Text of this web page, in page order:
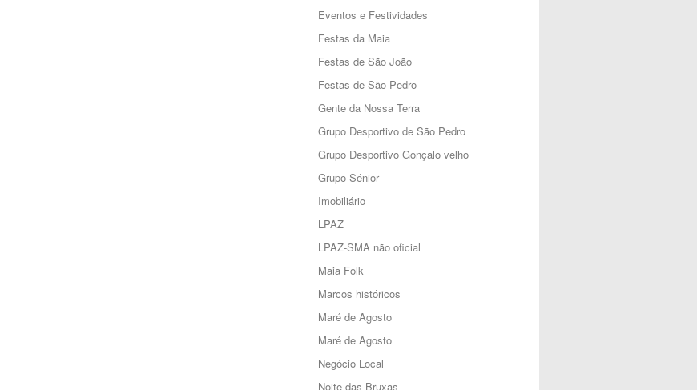
Eventos e Festividades
Festas da Maia
Festas de São João
Festas de São Pedro
Gente da Nossa Terra
Grupo Desportivo de São Pedro
Grupo Desportivo Gonçalo velho
Grupo Sénior
Imobiliário
LPAZ
LPAZ-SMA não oficial
Maia Folk
Marcos históricos
Maré de Agosto
Maré de Agosto
Negócio Local
Noite das Bruxas